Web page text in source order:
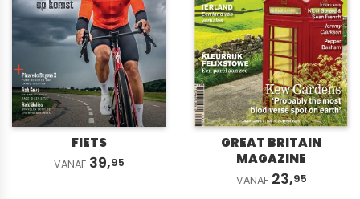
FIETS
VANAF 39,95
GREAT BRITAIN
MAGAZINE
VANAF 23,95